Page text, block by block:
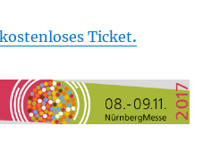
Ticket.